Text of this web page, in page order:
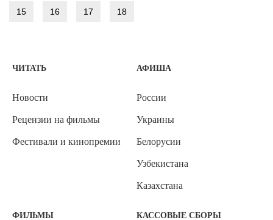
15 16 17 18
ЧИТАТЬ
Новости
Рецензии на фильмы
Фестивали и кинопремии
АФИША
России
Украины
Белорусии
Узбекистана
Казахстана
ФИЛЬМЫ КАССОВЫЕ СБОРЫ